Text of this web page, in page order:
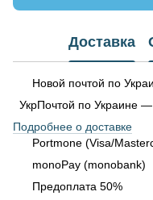
Доставка
Новой почтой по
УкрПочтой по Украине —
Подробнее о доставке
Portmone (Visa/
monoPay (monobank)
Предоплата 50%